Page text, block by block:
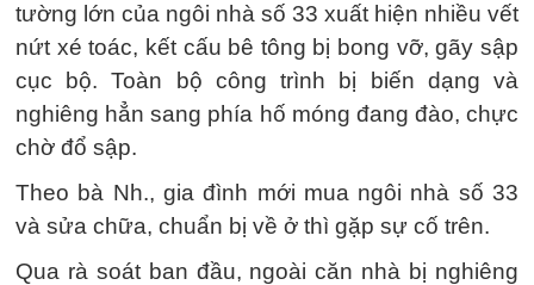
tường lớn của ngôi nhà số 33 xuất hiện nhiều vết
nứt xé toác, kết cấu bê tông bị bong vỡ, gãy sập
cục bộ. Toàn bộ công trình bị biến dạng và
nghiêng hẳn sang phía hố móng đang đào, chực
chờ đổ sập.
Theo bà Nh., gia đình mới mua ngôi nhà số 33
và sửa chữa, chuẩn bị về ở thì gặp sự cố trên.
Qua rà soát ban đầu, ngoài căn nhà bị nghiêng